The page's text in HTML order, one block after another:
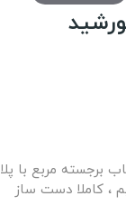
برجسته مربع با
، کاملا دست ساز